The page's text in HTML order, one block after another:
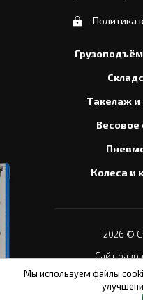
Политика
Такелаж
Весовое
Колеса и
2026 ©
Сайт
Мы используем файлы